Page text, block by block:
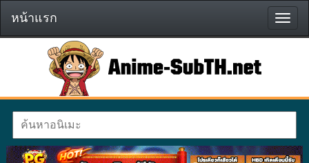
หน้า
แรก
หน้าแรก